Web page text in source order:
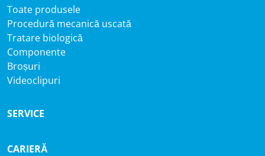
Toate produsele
Procedură mecanică uscată
Tratare biologică
Componente
Broșuri
Videoclipuri
SERVICE
CARIERĂ